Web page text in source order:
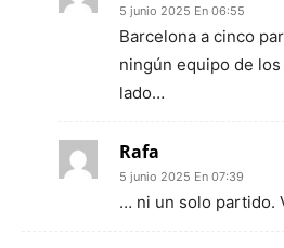
5 junio 2025 En 06:55
Barcelona a cinco
ningún equipo de
lado…
Rafa
5 junio 2025 En 07:39
… ni un solo partido.